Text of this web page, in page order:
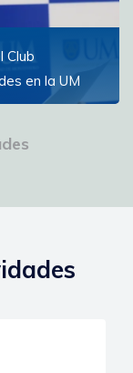
Club
en la UM
de la